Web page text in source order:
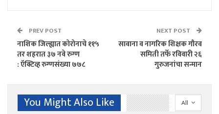
PREV POST
नाशिक जिल्ह्यात कोरोनाचे ११५
तर शहरात ३७ नवे रुग्ण
: ऍक्टिव्ह रुग्णसंख्या ७७८
NEXT POST
सावाना व नागरिक शिक्षक गौरव
समिती तर्फे रविवारी २६
गुरुजनांचा सन्मान
All
You Might Also Like